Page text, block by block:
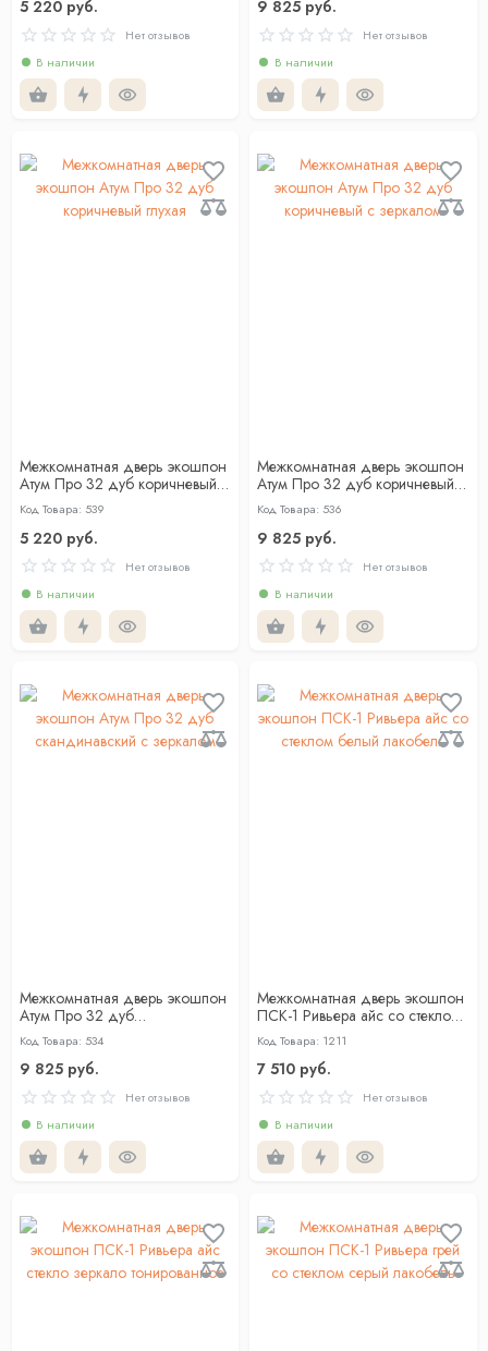
5 220 руб.
Нет отзывов
В наличии
9 825 руб.
Нет отзывов
В наличии
Межкомнатная дверь экошпон
Атум Про 32 дуб коричневый
глухая
Код Товара: 539
5 220 руб.
Нет отзывов
В наличии
Межкомнатная дверь экошпон
Атум Про 32 дуб коричневый с
зеркалом
Код Товара: 536
9 825 руб.
Нет отзывов
В наличии
Межкомнатная дверь экошпон
Атум Про 32 дуб
скандинавский с зеркалом
Код Товара: 534
9 825 руб.
Нет отзывов
В наличии
Межкомнатная дверь экошпон
ПСК-1 Ривьера айс со стеклом
белый лакобель
Код Товара: 1211
7 510 руб.
Нет отзывов
В наличии